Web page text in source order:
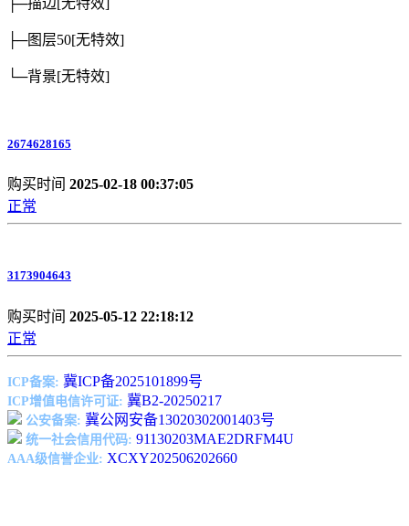
├─描边[无特效]
├─图层50[无特效]
└─背景[无特效]
2674628165
购买时间 2025-02-18 00:37:05
正常
3173904643
购买时间 2025-05-12 22:18:12
正常
ICP备案: 冀ICP备2025101899号
ICP增值电信许可证: 冀B2-20250217
公安备案: 冀公网安备13020302001403号
统一社会信用代码: 91130203MAE2DRFM4U
AAA级信誉企业: XCXY202506202660